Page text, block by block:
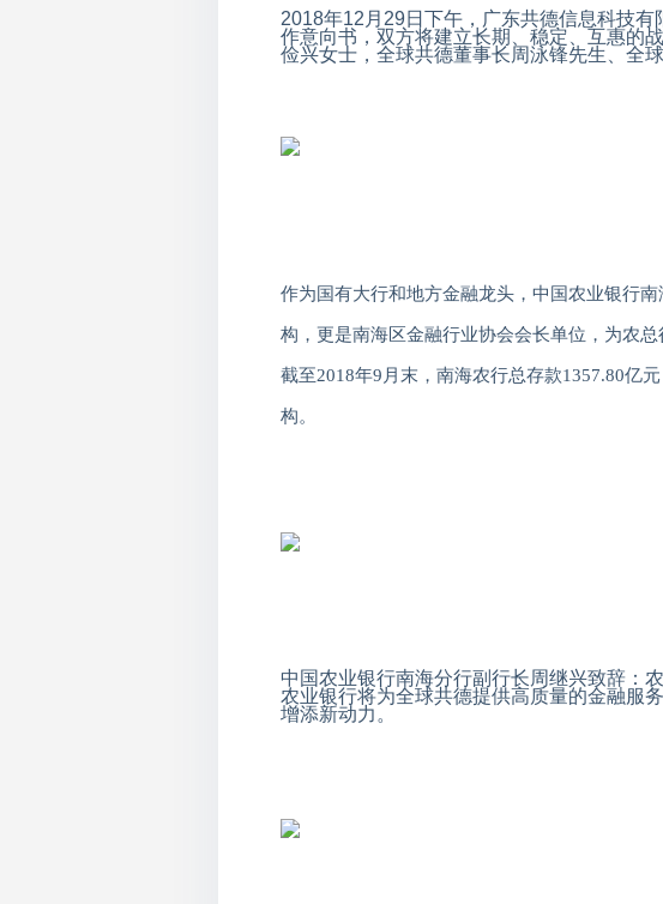
2018年12 月 29日下午，广东共德信息科技有
作意向书，双方将建立长期、稳定、互惠的
俭兴女士，全球共德董事长周泳锋先生、全
作为国有大行和地方金融龙头，中国农业银行
构，更是南海区金融行业协会会长单位，为农
截至2018年9 月末，南海农行总存款1357.80亿
构。
中国农业银行南海分行副行长周继兴致辞：
农业银行将为全球共德提供高质量的金融服
增添新动力。